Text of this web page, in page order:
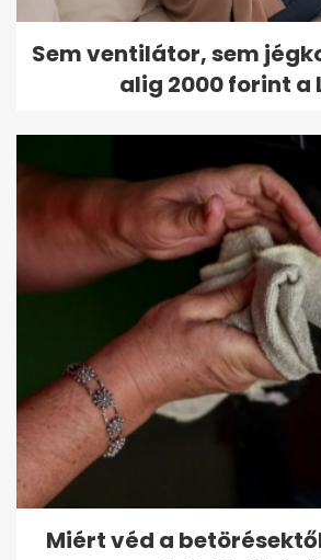
Sem ventilátor, sem
alig 2000 forint a
Miért véd a